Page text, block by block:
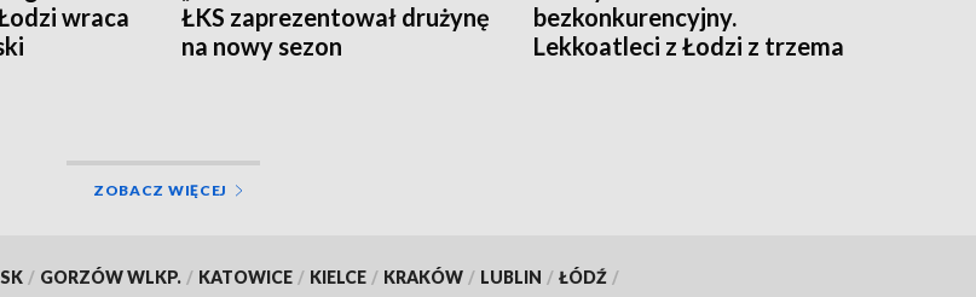
wraca
ŁKS zaprezentował drużynę
na nowy sezon
bezkonkurencyjny.
Lekkoatleci z Łodzi z trzema
ZOBACZ WIĘCEJ
/ GORZÓW WLKP. / KATOWICE / KIELCE / KRAKÓW / LUBLIN / ŁÓDŹ /